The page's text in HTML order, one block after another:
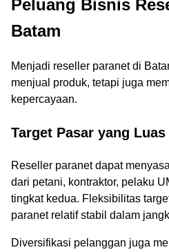
Peluang Bisnis
Batam
Menjadi reseller paranet di
menjual produk, tetapi juga
kepercayaan.
Target Pasar yang Luas
Reseller paranet dapat
dari petani, kontraktor, pelaku
tingkat kedua. Fleksibilitas
paranet relatif stabil dalam
Diversifikasi pelanggan juga